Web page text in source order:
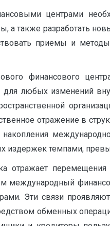
центрами
также разработать
приемы и
финансового
любых изменений
отражение в
издержек темпами,
отражает
Эти связи
обменных